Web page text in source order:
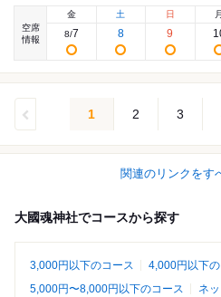
空席
情報
金
8/7
土
8
日
9
月
1 2 3
関連のリンクをす
大國魂神社でコースから探す
3,000円以下のコース
4,000円以下
5,000円〜8,000円以下のコース
ネ